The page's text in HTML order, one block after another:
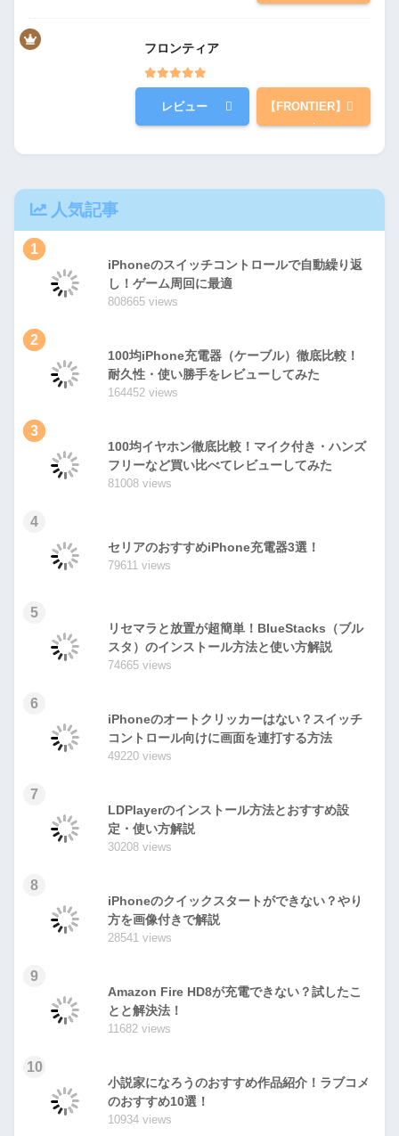
フロンティア
レビュー 【FRONTIER】
人気記事
1
iPhoneのスイッチコントロールで自動繰り返
し！ゲーム周回に最適
808665 views
2
100均iPhone充電器（ケーブル）徹底比較！
耐久性・使い勝手をレビューしてみた
164452 views
3
100均イヤホン徹底比較！マイク付き・ハンズ
フリーなど買い比べてレビューしてみた
81008 views
4
セリアのおすすめiPhone充電器3選！
79611 views
5
リセマラと放置が超簡単！BlueStacks（ブル
スタ）のインストール方法と使い方解説
74665 views
6
iPhoneのオートクリッカーはない？スイッチ
コントロール向けに画面を連打する方法
49220 views
7
LDPlayerのインストール方法とおすすめ設
定・使い方解説
30208 views
8
iPhoneのクイックスタートができない？やり
方を画像付きで解説
28541 views
9
Amazon Fire HD8が充電できない？試したこ
とと解決法！
11682 views
10
小説家になろうのおすすめ作品紹介！ラブコメ
のおすすめ10選！
10934 views